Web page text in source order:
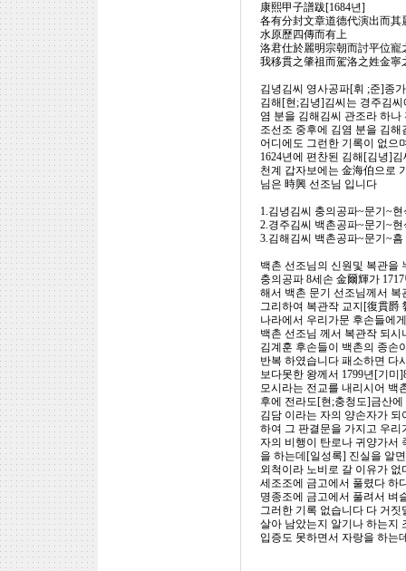
康熙甲子譜跋[1684년]
各有分封文章道德代演出而
水原歷四傳而有上
洛君仕於麗明宗朝而討平位
我移貫之肇祖而駕洛之姓金寧
김녕김씨 영사공파[휘 ;준]종
김해[현;김녕]김씨는 경주김
염 분을 김해김씨 관조라 하나
조선조 중후에 김염 분을 김
어디에도 그런한 기록이 없으
1624년에 편찬된 김해[김녕]
천계 갑자보에는 金海伯으로
님은 時興 선조님 입니다
1.김녕김씨 충의공파~문기~
2.경주김씨 백촌공파~문기~
3.김해김씨 백촌공파~문기~
백촌 선조님의 신원및 복관을
충의공파 8세손 金爾輝가
해서 백촌 문기 선조님께서 복
그리하여 복관작 교지[復貫爵
나라에서 우리가문 후손들에
백촌 선조님 께서 복관작 되
김계훈 후손들이 백촌의 종손
반복 하였습니다 패소하면 다
보다못한 왕께서 1799년[기미
모시라는 전교를 내리시어 백
후에 전라도[현;충청도]금산
김담 이라는 자의 양손자가
하여 그 판결문을 가지고 우
자의 비행이 탄로나 귀양가서
을 하는데[일성록] 진실을 알
외척이라 노비로 갈 이유가 없
세조조에 금고에서 풀렸다 하
명종조에 금고에서 풀려서 벼
그러한 기록 없습니다 다 거
살아 남았는지 알기나 하는지
입증도 못하면서 자랑을 하는